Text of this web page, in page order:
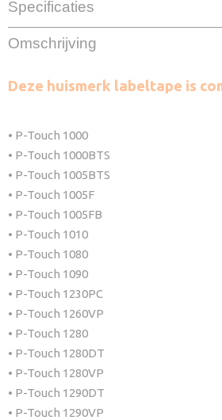
Specificaties
EAN code
8720153535977
TZ-231
Afmeting
12mm
Lengte
8 Meter
Aantal
Brievenbuspost
Garantie
2 Jaar
Omschrijving
Deze huismerk labeltape is
• P-Touch 1000
• P-Touch 1000BTS
• P-Touch 1005BTS
• P-Touch 1005F
• P-Touch 1005FB
• P-Touch 1010
• P-Touch 1080
• P-Touch 1090
• P-Touch 1230PC
• P-Touch 1260VP
• P-Touch 1280
• P-Touch 1280DT
• P-Touch 1280VP
• P-Touch 1290DT
• P-Touch 1290VP